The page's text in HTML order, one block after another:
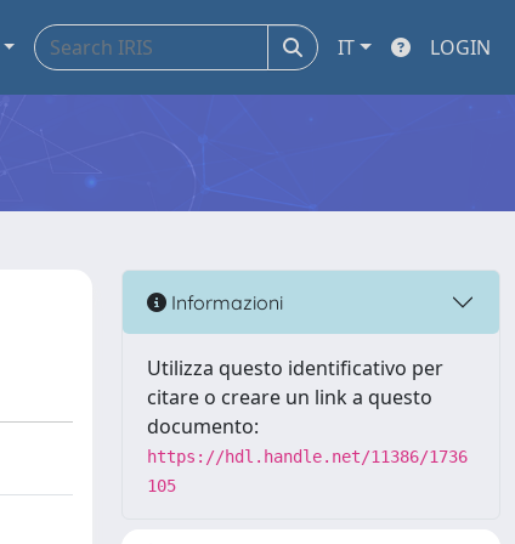
IT LOGIN
Informazioni
Utilizza questo identificativo per
citare o creare un link a questo
documento:
https://hdl.handle.net/11386/1736
105